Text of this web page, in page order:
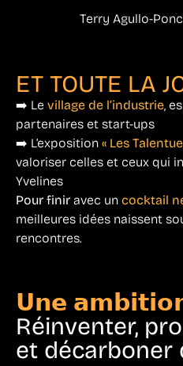
Terry Agullo-
ET TOUTE LA
➡️ Le village de l’industrie ,
partenaires et start-ups
➡️ L’exposition « Les
valoriser celles et ceux qui
Yvelines
Pour finir avec un cocktail
meilleures idées naissent
rencontres.
𝗨𝗻𝗲
Réinventer,
et décarboner